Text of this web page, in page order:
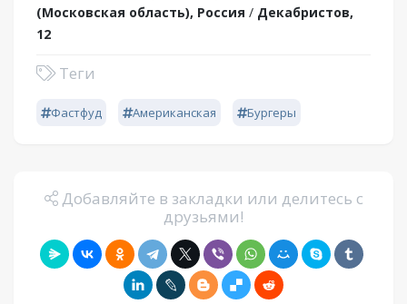
(Московская область), Россия / Декабристов,
12
Теги
Фастфуд Американская Бургеры
Добавляйте в закладки или делитесь с
друзьями!